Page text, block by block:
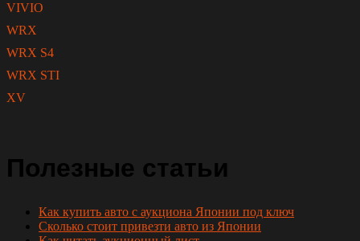
VIVIO
WRX
WRX S4
WRX STI
XV
Полезные статьи
Как купить авто с аукциона Японии под ключ
Сколько стоит привезти авто из Японии